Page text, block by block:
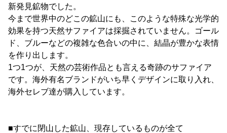
新発見鉱物でした。
今まで世界中のどこの鉱山にも、このような特殊な光学的
効果を持つ天然サファイアは採掘されていません。ゴール
ド、ブルーなどの複雑な色合いの中に、結晶が豊かな表情
を作り出します。
1つ1つが、天然の芸術作品とも言える奇跡のサファイア
です。海外有名ブランドがいち早くデザインに取り入れ、
海外セレブ達が購入しています。
■すでに閉山した鉱山、現存しているものが全て